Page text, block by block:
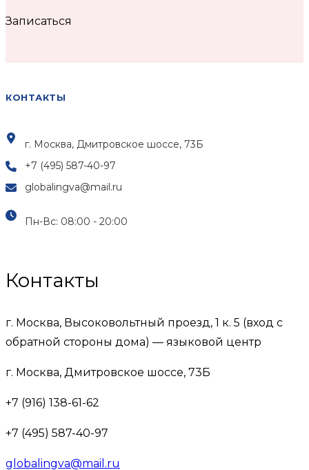
Записаться
КОНТАКТЫ
г. Москва, Дмитровское шоссе, 73Б
+7 (495) 587-40-97
globalingva@mail.ru
Пн-Вс: 08:00 - 20:00
Контакты
г. Москва, Высоковольтный проезд, 1 к. 5 (вход с
обратной стороны дома) — языковой центр
г. Москва, Дмитровское шоссе, 73Б
+7 (916) 138-61-62
+7 (495) 587-40-97
globalingva@mail.ru